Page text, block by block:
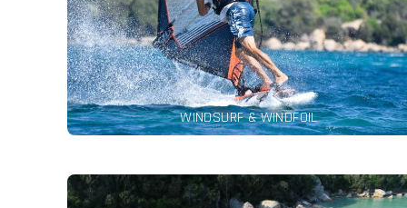
WINDSURF & WINDFOIL
la nostra passione! Sono disponibili corsi, lezioni private
e noleggi per tutti i livelli
leggere di più